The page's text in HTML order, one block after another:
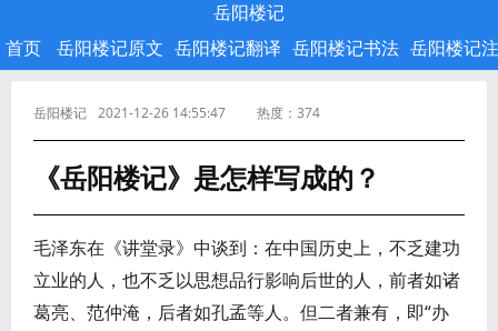
岳阳楼记
首页
岳阳楼记原文 岳阳楼记翻译 岳阳楼记书法 岳阳楼记
岳阳楼记 2021-12-26 14:55:47 热度： 374
《岳阳楼记》是怎样写成的？
毛泽东在《讲堂录》中谈到：在中国历史上，不乏建功
立业的人，也不乏以思想品行影响后世的人，前者如诸
葛亮、范仲淹，后者如孔孟等人。但二者兼有，即“办